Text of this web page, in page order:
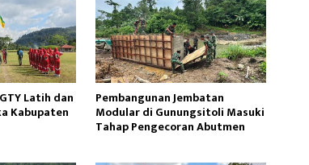
Latih dan
Kabupaten
Pembangunan Jembatan
Modular di Gunungsitoli Masuki
Tahap Pengecoran Abutmen